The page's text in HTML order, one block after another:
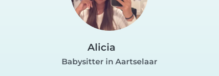
Alicia
Babysitter in Aartselaar